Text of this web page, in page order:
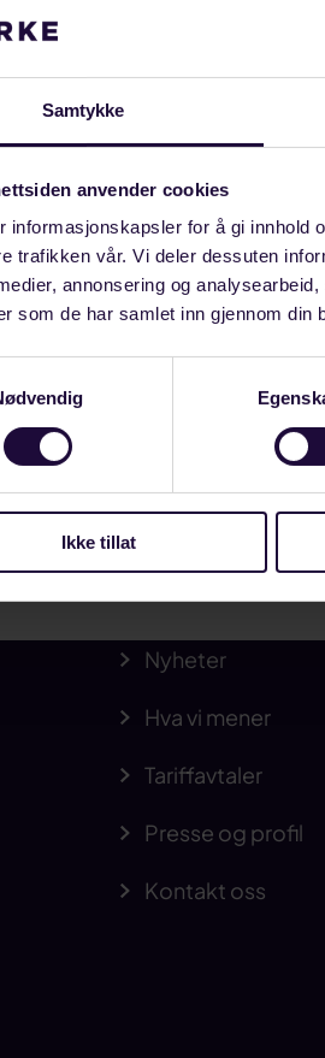
Samtykke
anvender cookies
informasjonskapsler for å gi innhold
trafikken vår. Vi deler dessuten
annonsering og
som de har samlet inn gjennom din
Ikke tillat
01, 2023
med dagen!
strålende 1. mai-feiring.
Nyheter
Hva vi mener
Tariffavtaler
Presse og profil
Kontakt oss